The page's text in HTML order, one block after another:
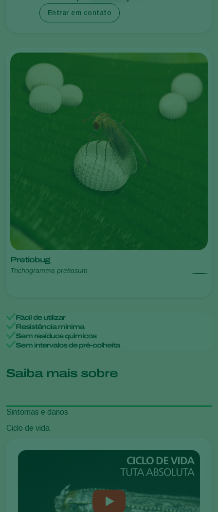
Pretiobug
Trichogramma pretiosum
Entrar em contato
Fácil de utilizar
Resistência mínima
Sem resíduos químicos
Sem intervalos de pré-colheita
Saiba mais sobre
Sintomas e danos
Ciclo de vida